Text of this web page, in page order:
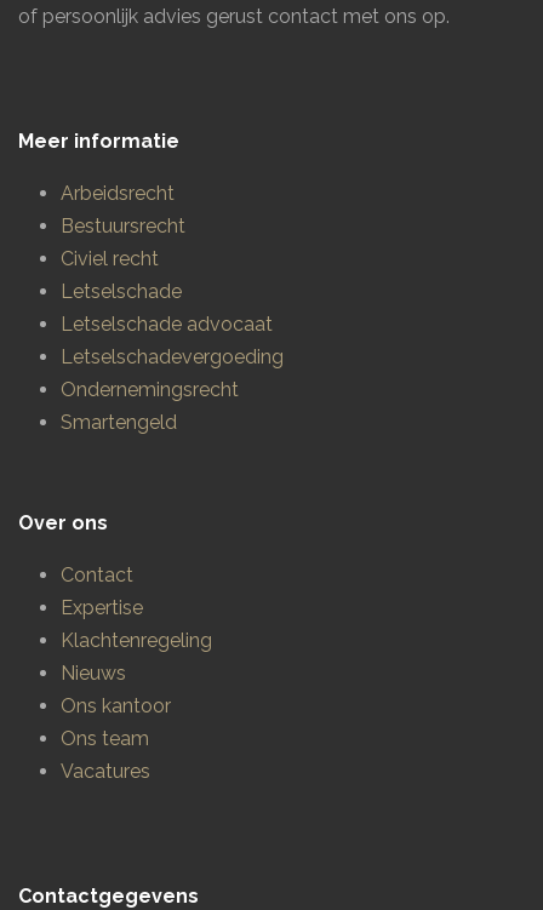
of persoonlijk advies gerust contact met ons op.
Meer informatie
Arbeidsrecht
Bestuursrecht
Civiel recht
Letselschade
Letselschade advocaat
Letselschadevergoeding
Ondernemingsrecht
Smartengeld
Over ons
Contact
Expertise
Klachtenregeling
Nieuws
Ons kantoor
Ons team
Vacatures
Contactgegevens